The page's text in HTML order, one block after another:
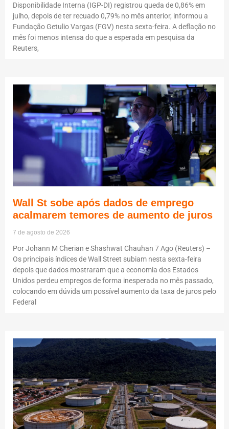
Disponibilidade Interna (IGP-DI) registrou queda de 0,86% em
julho, depois de ter recuado 0,79% no mês anterior, informou a
Fundação Getulio Vargas (FGV) nesta sexta-feira. A deflação no
mês foi menos intensa do que a esperada em pesquisa da
Reuters,
Wall St sobe após dados de emprego
acalmarem temores de aumento de juros
7 de agosto de 2026
Por Johann M Cherian e Shashwat Chauhan 7 Ago (Reuters) –
Os principais índices de Wall Street subiam nesta sexta-feira
depois que dados mostraram que a economia dos Estados
Unidos perdeu empregos de forma inesperada no mês passado,
colocando em dúvida um possível aumento da taxa de juros pelo
Federal